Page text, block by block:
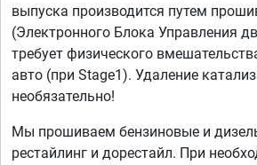
выпуска производится путем
(Электронного Блока Управления
требует физического
авто (при Stage1). Удаление
необязательно!
Мы прошиваем бензиновые и
рестайлинг и дорестайл. При